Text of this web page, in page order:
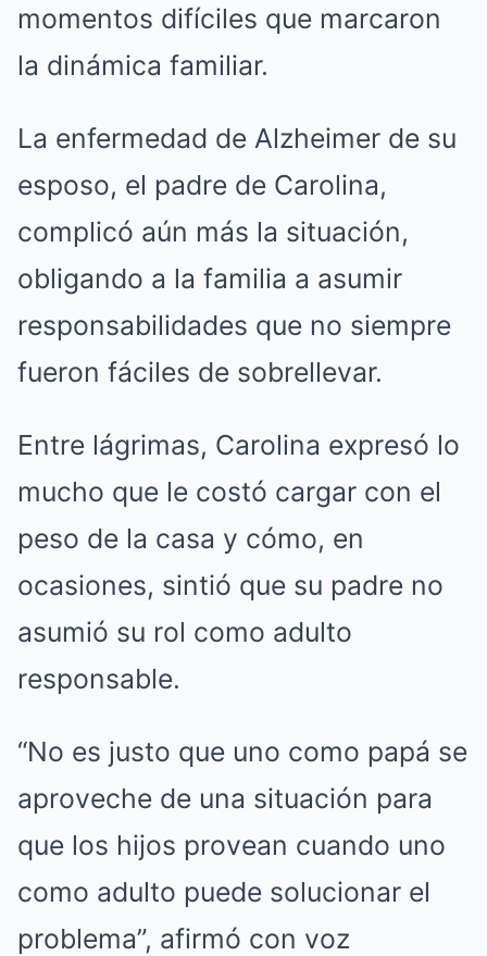
momentos difíciles que marcaron
la dinámica familiar.
La enfermedad de Alzheimer de su
esposo, el padre de Carolina,
complicó aún más la situación,
obligando a la familia a asumir
responsabilidades que no siempre
fueron fáciles de sobrellevar.
Entre lágrimas, Carolina expresó lo
mucho que le costó cargar con el
peso de la casa y cómo, en
ocasiones, sintió que su padre no
asumió su rol como adulto
responsable.
“No es justo que uno como papá se
aproveche de una situación para
que los hijos provean cuando uno
como adulto puede solucionar el
problema”, afirmó con voz